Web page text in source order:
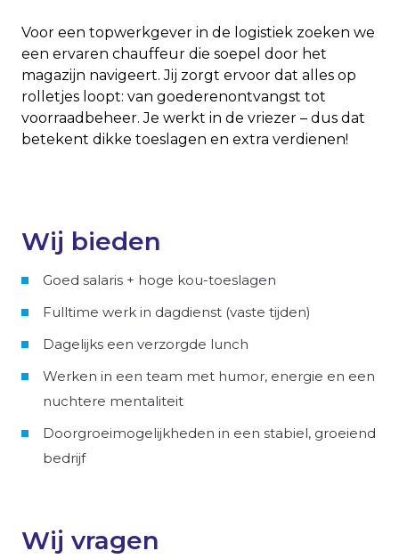
Voor een topwerkgever in de logistiek zoeken we
een ervaren chauffeur die soepel door het
magazijn navigeert. Jij zorgt ervoor dat alles op
rolletjes loopt: van goederenontvangst tot
voorraadbeheer. Je werkt in de vriezer – dus dat
betekent dikke toeslagen en extra verdienen!
Wij bieden
Goed salaris + hoge kou-toeslagen
Fulltime werk in dagdienst (vaste tijden)
Dagelijks een verzorgde lunch
Werken in een team met humor, energie en een
nuchtere mentaliteit
Doorgroeimogelijkheden in een stabiel, groeiend
bedrijf
Wij vragen